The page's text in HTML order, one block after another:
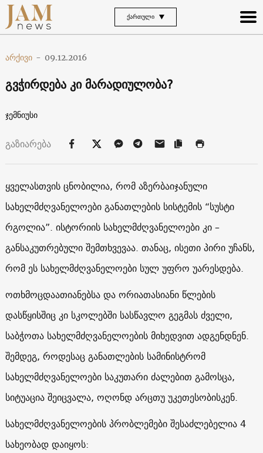
ᲥᲐᲠᲗᲣᲚᲘ
არქივი - 09.12.2016
გვჭირდება კი მარადიულობა?
ჯემნიუსი
გაზიარება
ყველასთვის ცნობილია, რომ აზერბაიჯანული
სახელმძღვანელოები განათლების სისტემის “სუსტი
რგოლია”. ისტორიის სახელმძღვანელოები კი –
განსაკუთრებული შემთხვევაა. თანაც, ისეთი პირი უჩანს,
რომ ეს სახელმძღვანელოები სულ უფრო უარესდება.
ოთხმოცდაათიანებსა და ორიათასიანი წლების
დასწყისშიც კი სკოლებში სასწავლო გეგმას ძველი,
საბჭოთა სახელმძღვანელოების მიხედვით ადგენდნენ.
შემდეგ, როდესაც განათლების სამინისტრომ
სახელმძღვანელოები საკუთარი ძალებით გამოსცა,
სიტუაცია შეიცვალა, ოღონდ არცთუ უკეთესობისკენ.
სახელმძღვანელოების პრობლემები შესაძლებელია 4
სახეობად დაიყოს: